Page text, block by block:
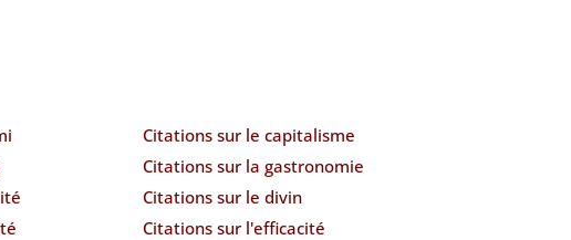
Citations sur le capitalisme
Citations sur la gastronomie
Citations sur le divin
Citations sur l'efficacité